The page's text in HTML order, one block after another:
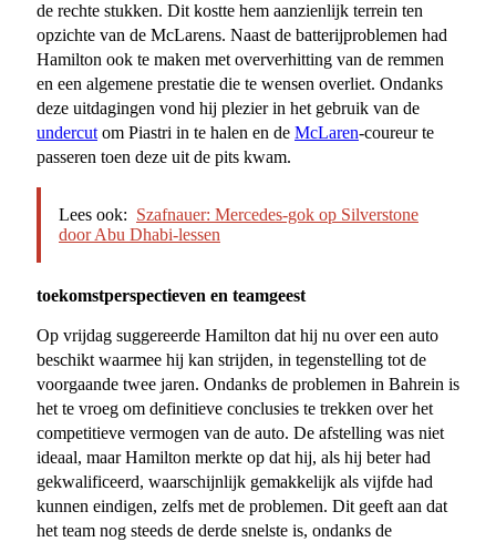
de rechte stukken. Dit kostte hem aanzienlijk terrein ten
opzichte van de McLarens. Naast de batterijproblemen had
Hamilton ook te maken met oververhitting van de remmen
en een algemene prestatie die te wensen overliet. Ondanks
deze uitdagingen vond hij plezier in het gebruik van de
undercut om Piastri in te halen en de McLaren-coureur te
passeren toen deze uit de pits kwam.
Lees ook: Szafnauer: Mercedes-gok op Silverstone
door Abu Dhabi-lessen
toekomstperspectieven en teamgeest
Op vrijdag suggereerde Hamilton dat hij nu over een auto
beschikt waarmee hij kan strijden, in tegenstelling tot de
voorgaande twee jaren. Ondanks de problemen in Bahrein is
het te vroeg om definitieve conclusies te trekken over het
competitieve vermogen van de auto. De afstelling was niet
ideaal, maar Hamilton merkte op dat hij, als hij beter had
gekwalificeerd, waarschijnlijk gemakkelijk als vijfde had
kunnen eindigen, zelfs met de problemen. Dit geeft aan dat
het team nog steeds de derde snelste is, ondanks de